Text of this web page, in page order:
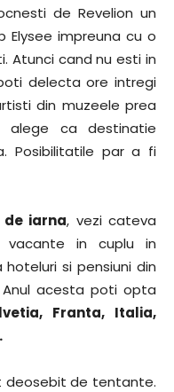
de Revelion un
impreuna cu o
Atunci cand nu esti in
delecta ore intregi
din muzeele prea
alege ca destinatie
Posibilitatile par a fi
iarna, vezi cateva
vacante in cuplu in
si pensiuni din
acesta poti opta
Franta, Italia,
deosebit de tentante.